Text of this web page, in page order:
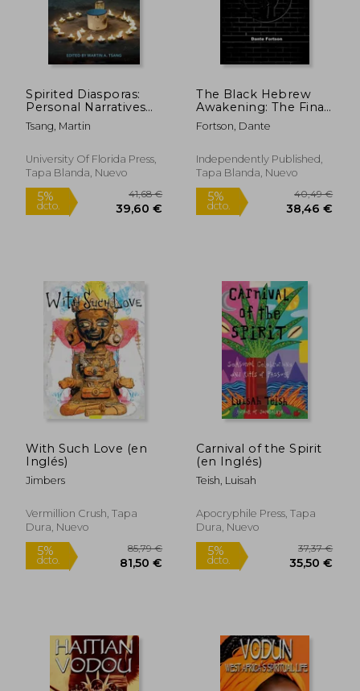
44,12 €
Spirited Diasporas:
Personal Narratives
and Global Futures of
Afro-Atlantic
Tsang, Martin
University Of Florida Press,
Tapa Blanda, Nuevo
5%
dcto. 39,60 €
The Black Hebrew
Awakening: The Final
400 Years As Slaves In
America (en Inglés)
Fortson, Dante
Independently Published,
Tapa Blanda, Nuevo
5%
dcto.
With Such Love (en
Inglés)
Jimbers
Vermillion Crush, Tapa
Dura, Nuevo
Carnival of the Spirit
(en Inglés)
Teish, Luisah
Apocryphile Press, Tapa
Dura, Nuevo